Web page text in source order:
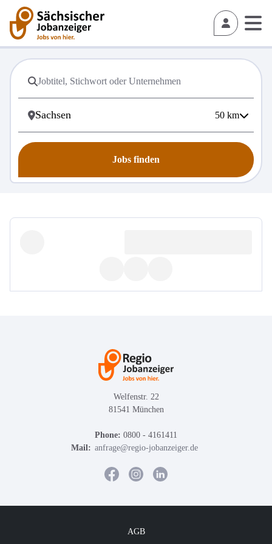
50 km
Jobs finden
Welfenstr. 22
81541 München
Phone: 0800 - 4161411
Mail: anfrage@regio-jobanzeiger.de
AGB